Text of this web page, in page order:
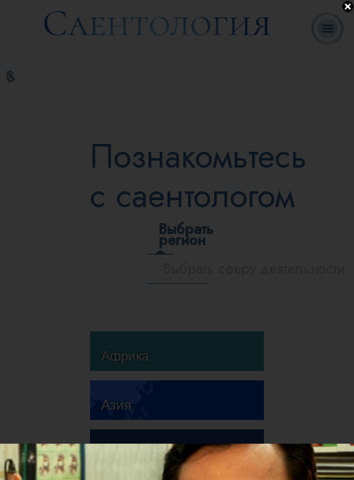
Л. Рон
Познакомьтесь
с саентологом
Выбрать
регион
Африка
Азия
Австралия